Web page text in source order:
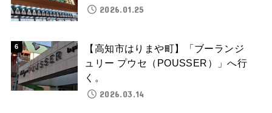
2026.01.25
【高知市はりまや町】「ブーランジ
ュリー プウセ（POUSSER）」へ行
く。
2026.03.14